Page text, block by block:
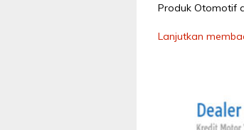
Produk Otomotif
Lanjutkan